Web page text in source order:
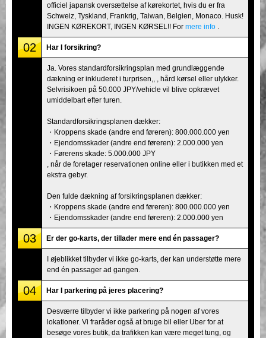
officiel japansk oversættelse af kørekortet, hvis du er fra
Schweiz, Tyskland, Frankrig, Taiwan, Belgien, Monaco. Husk!
INGEN KØREKORT, INGEN KØRSEL!! For mere info
02 Har I forsikring?
Ja. Vores standardforsikringsplan med grundlæggende
dækning er inkluderet i turprisen,, , hård kørsel eller ulykker.
Selvrisikoen på 50.000 JPY/vehicle vil blive opkrævet
umiddelbart efter turen.
Standardforsikringsplanen dækker:
・Kroppens skade (andre end føreren): 800.000.000 yen
・Ejendomsskader (andre end føreren): 2.000.000 yen
・Førerens skade: 5.000.000 JPY
, når de foretager reservationen online eller i butikken med et
ekstra gebyr.
Den fulde dækning af forsikringsplanen dækker:
・Kroppens skade (andre end føreren): 800.000.000 yen
・Ejendomsskader (andre end føreren): 2.000.000 yen
03 Er der go-karts, der tillader mere end én passager?
I øjeblikket tilbyder vi ikke go-karts, der kan understøtte mere
end én passager ad gangen.
04 Har I parkering på jeres placering?
Desværre tilbyder vi ikke parkering på nogen af vores
lokationer. Vi fraråder også at bruge bil eller Uber for at
besøge vores butik, da trafikken kan være meget tung, og